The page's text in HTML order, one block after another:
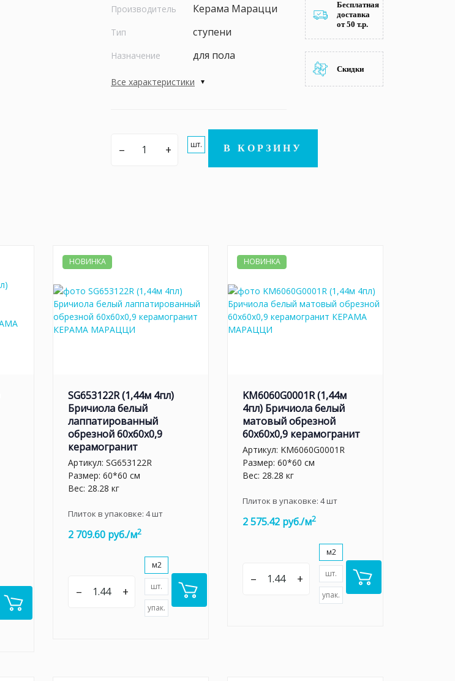
Производитель Керама Марацци
Тип ступени
Назначение для пола
Все характеристики
– + шт. В КОРЗИНУ
Бесплатная
доставка
от 50 т.р.
Скидки
НОВИНКА
SG653122R (1,44м 4пл)
Бричиола белый
лаппатированный
обрезной 60x60x0,9
керамогранит
Артикул: SG653122R
Размер: 60*60 см
Вес: 28.28 кг
Плиток в упаковке: 4шт
2 709.60 руб./м2
– +
м2
шт.
упак.
НОВИНКА
KM6060G0001R (1,44м
4пл) Бричиола белый
матовый обрезной
60x60x0,9 керамогранит
Артикул: KM6060G0001R
Размер: 60*60 см
Вес: 28.28 кг
Плиток в упаковке: 4шт
2 575.42 руб./м2
– +
м2
шт.
упак.